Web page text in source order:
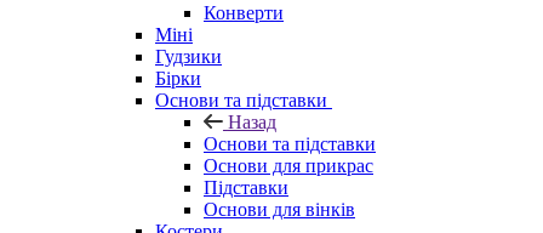
Конверти
Міні
Гудзики
Бірки
Основи та підставки
Назад
Основи та підставки
Основи для прикрас
Підставки
Основи для вінків